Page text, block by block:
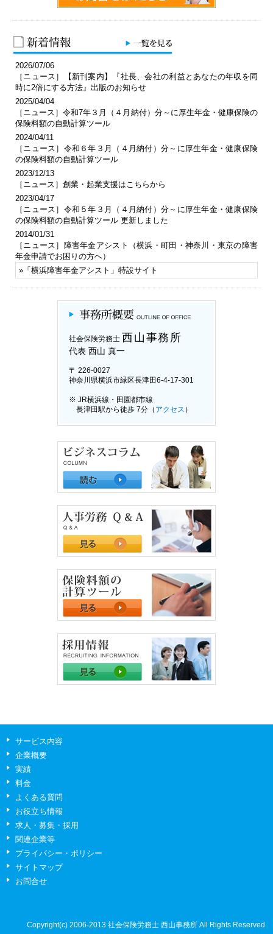
2026/07/06
［ニュース］【新刊案内】『社長、会社の利益とあなたの年収を同
時に2倍にする方法』出版のお知らせ
2025/04/04
［ニュース］令和7年３月（４月納付）分～に厚生年金・健康保険の
保険料額の自動計算ツール
2024/04/11
［ニュース］令和６年３月（４月納付）分～に厚生年金・健康保険
の保険料額の自動計算ツール
2023/12/13
［ニュース］創業・起業支援はこちらから
2023/04/17
［ニュース］令和５年３月（４月納付）分～に厚生年金・健康保険
の保険料額の自動計算ツール 更新しました
2014/01/31
［ニュース］障害年金アシスト（横浜・町田・神奈川・東京の障害
年金申請でお困りの方へ）
»「 横浜障害年金アシスト 」特設サイト
社会保険労務士 西山事務所
代表 西山 真一
〒 226-0027
神奈川県横浜市緑区長津田6-4-17-301
※ JR横浜線・田園都市線
長津田駅から徒歩 7分（ アクセス ）
サービス内容
企業概要
実績
料金
よくある質問
お役立ち情報
求人・募集・採用
関連企業等
プライバシー・ポリシー
サイトマップ
お問合せ
Copyright(c) 2006-2013 社会保険労務士 西山事務所 All Rights Reserved.